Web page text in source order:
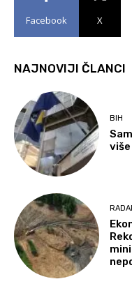
Facebook X
NAJNOVIJI ČLANCI
BIH